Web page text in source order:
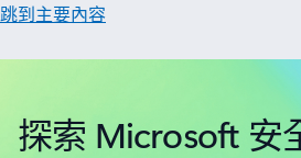
跳到主要內容
探索 Microsoft 安